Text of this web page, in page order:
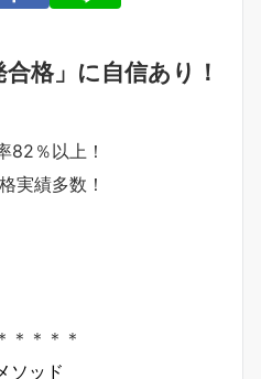
格」に自信あり！
82％以上！
実績多数！
＊＊＊＊
ソッド